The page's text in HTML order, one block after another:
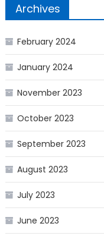
Archives
February 2024
January 2024
November 2023
October 2023
September 2023
August 2023
July 2023
June 2023